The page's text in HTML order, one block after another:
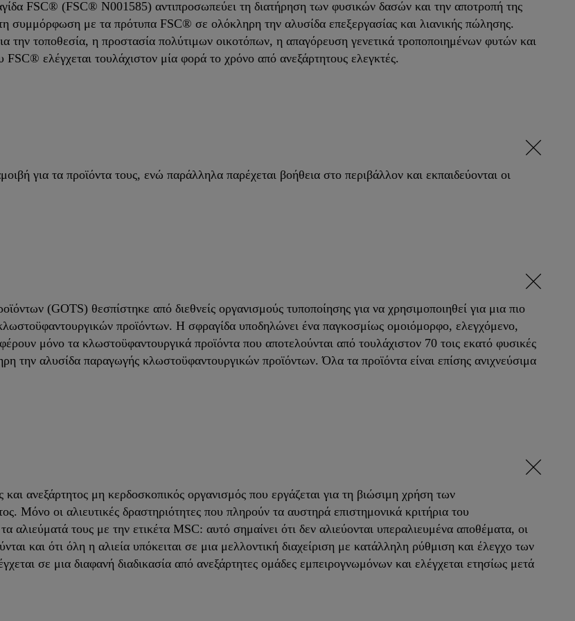
FSC® (FSC® N001585) αντιπροσωπεύει τη διατήρηση των φυσικών δασών και την αποτροπή της
συμμόρφωση με τα πρότυπα FSC® σε ολόκληρη την αλυσίδα επεξεργασίας και λιανικής πώλησης.
την τοποθεσία, η προστασία πολύτιμων οικοτόπων, η απαγόρευση γενετικά τροποποιημένων φυτών και
ελέγχεται τουλάχιστον μία φορά το χρόνο από ανεξάρτητους ελεγκτές.
για τα προϊόντα τους, ενώ παράλληλα παρέχεται βοήθεια στο περιβάλλον και εκπαιδεύονται οι
(GOTS) θεσπίστηκε από διεθνείς οργανισμούς τυποποίησης για να χρησιμοποιηθεί για μια πιο
προϊόντων. Η σφραγίδα υποδηλώνει ένα παγκοσμίως ομοιόμορφο, ελεγχόμενο,
μόνο τα κλωστοϋφαντουργικά προϊόντα που αποτελούνται από τουλάχιστον 70 τοις εκατό φυσικές
την αλυσίδα παραγωγής κλωστοϋφαντουργικών προϊόντων. Όλα τα προϊόντα είναι επίσης ανιχνεύσιμα
ανεξάρτητος μη κερδοσκοπικός οργανισμός που εργάζεται για τη βιώσιμη χρήση των
Μόνο οι αλιευτικές δραστηριότητες που πληρούν τα αυστηρά επιστημονικά κριτήρια του
αλιεύματά τους με την ετικέτα MSC: αυτό σημαίνει ότι δεν αλιεύονται υπεραλιευμένα αποθέματα, οι
και ότι όλη η αλιεία υπόκειται σε μια μελλοντική διαχείριση με κατάλληλη ρύθμιση και έλεγχο των
σε μια διαφανή διαδικασία από ανεξάρτητες ομάδες εμπειρογνωμόνων και ελέγχεται ετησίως μετά